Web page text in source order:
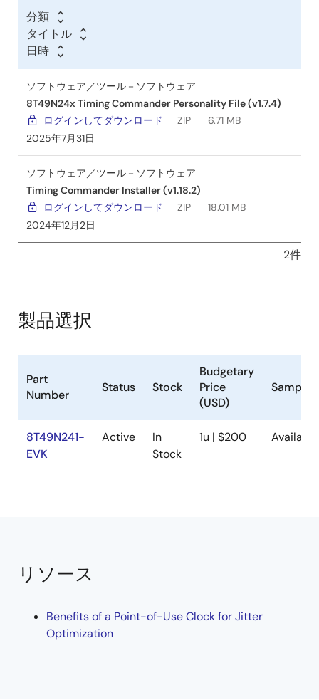
分類
タイトル
日時
ソフトウェア／ツール－ソフトウェア
8T49N24x Timing Commander Personality File (v1.7.4)
ログインしてダウンロード
ZIP
6.71 MB
2025年7月31日
ソフトウェア／ツール－ソフトウェア
Timing Commander Installer (v1.18.2)
ログインしてダウンロード
ZIP
18.01 MB
2024年12月2日
2件
製品選択
Part
Number
Status Stock
Budgetary
Price
(USD)
8T49N241-
EVK
Active
In
Stock
1u | $200 Available
リソース
Benefits of a Point-of-Use Clock for Jitter
Optimization